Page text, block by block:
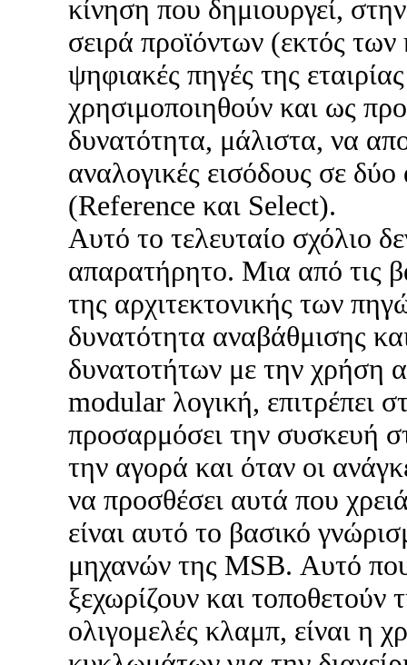
κίνηση που δημιουργεί,
σειρά προϊόντων (εκτός
ψηφιακές πηγές της
χρησιμοποιηθούν και ως
δυνατότητα, μάλιστα, να
αναλογικές εισόδους σε δύο
(Reference και Select).
Αυτό το τελευταίο σχόλιο
απαρατήρητο. Μια από τις
της αρχιτεκτονικής των
δυνατότητα αναβάθμισης
δυνατοτήτων με την χρήση
modular λογική, επιτρέπει
προσαρμόσει την συσκευή
την αγορά και όταν οι
να προσθέσει αυτά που
είναι αυτό το βασικό
μηχανών της MSB. Αυτό που
ξεχωρίζουν και τοποθετούν
ολιγομελές κλαμπ, είναι η